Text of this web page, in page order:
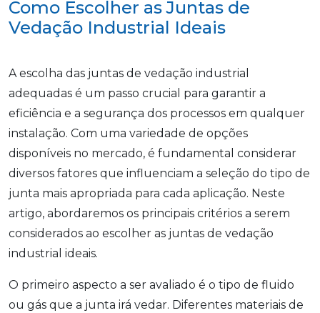
Como Escolher as Juntas de
Vedação Industrial Ideais
A escolha das juntas de vedação industrial
adequadas é um passo crucial para garantir a
eficiência e a segurança dos processos em qualquer
instalação. Com uma variedade de opções
disponíveis no mercado, é fundamental considerar
diversos fatores que influenciam a seleção do tipo de
junta mais apropriada para cada aplicação. Neste
artigo, abordaremos os principais critérios a serem
considerados ao escolher as juntas de vedação
industrial ideais.
O primeiro aspecto a ser avaliado é o tipo de fluido
ou gás que a junta irá vedar. Diferentes materiais de